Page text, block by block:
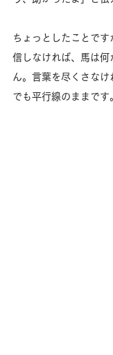
ちょっとしたことで
信しなければ、馬は何
ん。言葉を尽くさな
でも平行線のままです